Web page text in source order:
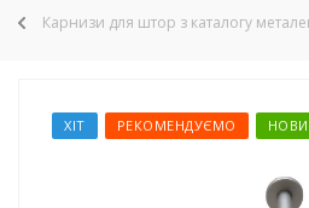
Карнизи для штор з каталогу
ХІТ РЕКОМЕНДУЄМО